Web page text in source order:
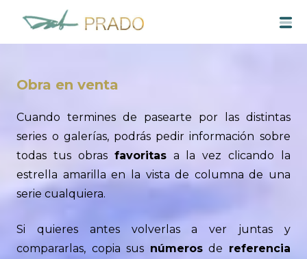
contenido
Obra en venta
Cuando termines de pasearte por las distintas
series o galerías, podrás pedir información sobre
todas tus obras favoritasa la vez clicando la
estrella amarilla en la vista de columna de una
serie cualquiera.
Si quieres antes volverlas a ver juntas y
compararlas, copia sus númerosde referencia